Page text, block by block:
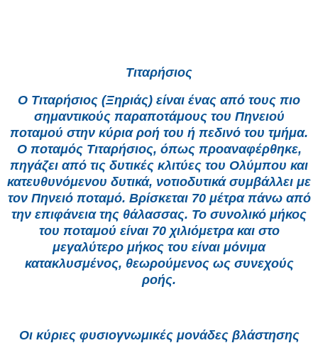
Τιταρήσιος
Ο Τιταρήσιος (Ξηριάς) είναι ένας από τους πιο
σημαντικούς παραποτάμους του Πηνειού
ποταμού στην κύρια ροή του ή πεδινό του τμήμα.
Ο ποταμός Τιταρήσιος, όπως προαναφέρθηκε,
πηγάζει από τις δυτικές κλιτύες του Ολύμπου και
κατευθυνόμενου δυτικά, νοτιοδυτικά συμβάλλει με
τον Πηνειό ποταμό. Βρίσκεται 70 μέτρα πάνω από
την επιφάνεια της θάλασσας. Το συνολικό μήκος
του ποταμού είναι 70 χιλιόμετρα και στο
μεγαλύτερο μήκος του είναι μόνιμα
κατακλυσμένος, θεωρούμενος ως συνεχούς
ροής.
Οι κύριες φυσιογνωμικές μονάδες βλάστησης